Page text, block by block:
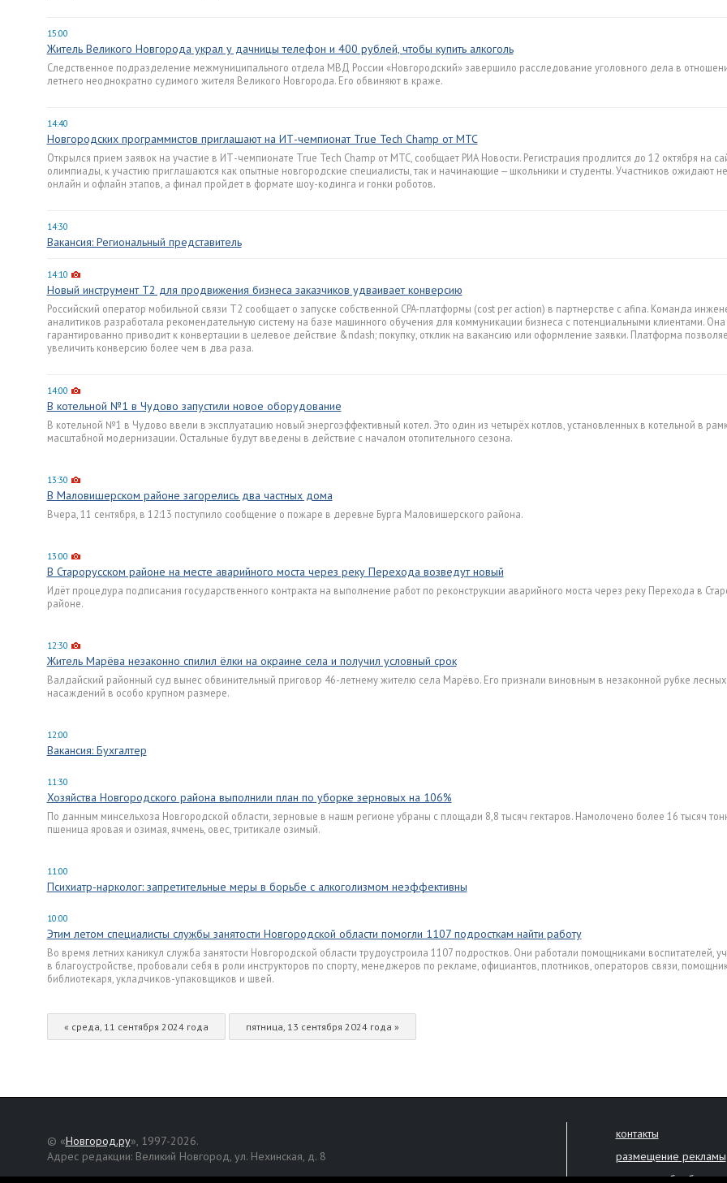
15:00
Житель Великого Новгорода украл у дачницы телефон и 400 рублей, чтобы купить алкоголь
Следственное подразделение межмуниципального отдела МВД России «Новгородский» завершило расследование уголовного дела в
летнего неоднократно судимого жителя Великого Новгорода. Его обвиняют в краже.
14:40
Новгородских программистов приглашают на ИТ-чемпионат True Tech Champ от МТС
Открылся прием заявок на участие в ИТ-чемпионате True Tech Champ от МТС, сообщает РИА Новости. Регистрация продлится до 12 октября на
олимпиады, к участию приглашаются как опытные новгородские специалисты, так и начинающие — школьники и студенты. Участников ожидают
онлайн и офлайн этапов, а финал пройдет в формате шоу-кодинга и гонки роботов.
14:30
Вакансия: Региональный представитель
14:10
Новый инструмент T2 для продвижения бизнеса заказчиков удваивает конверсию
Российский оператор мобильной связи T2 сообщает о запуске собственной CPA-платформы (cost per action) в партнерстве с afina. Команда
аналитиков разработала рекомендательную систему на базе машинного обучения для коммуникации бизнеса с потенциальными клиентами. Она
гарантированно приводит к конвертации в целевое действие &ndash; покупку, отклик на вакансию или оформление заявки. Платформа
увеличить конверсию более чем в два раза.
14:00
В котельной №1 в Чудово запустили новое оборудование
В котельной №1 в Чудово ввели в эксплуатацию новый энергоэффективный котел. Это один из четырёх котлов, установленных в котельной в
масштабной модернизации. Остальные будут введены в действие с началом отопительного сезона.
13:30
В Маловишерском районе загорелись два частных дома
Вчера, 11 сентября, в 12:13 поступило сообщение о пожаре в деревне Бурга Маловишерского района.
13:00
В Старорусском районе на месте аварийного моста через реку Перехода возведут новый
Идёт процедура подписания государственного контракта на выполнение работ по реконструкции аварийного моста через реку Перехода в
районе.
12:30
Житель Марёва незаконно спилил ёлки на окраине села и получил условный срок
Валдайский районный суд вынес обвинительный приговор 46-летнему жителю села Марёво. Его признали виновным в незаконной рубке лесных
насаждений в особо крупном размере.
12:00
Вакансия: Бухгалтер
11:30
Хозяйства Новгородского района выполнили план по уборке зерновых на 106%
По данным минсельхоза Новгородской области, зерновые в нашм регионе убраны с площади 8,8 тысяч гектаров. Намолочено более 16 тысяч
пшеница яровая и озимая, ячмень, овес, тритикале озимый.
11:00
Психиатр-нарколог: запретительные меры в борьбе с алкоголизмом неэффективны
10:00
Этим летом специалисты службы занятости Новгородской области помогли 1107 подросткам найти работу
Во время летних каникул служба занятости Новгородской области трудоустроила 1107 подростков. Они работали помощниками воспитателей,
в благоустройстве, пробовали себя в роли инструкторов по спорту, менеджеров по рекламе, официантов, плотников, операторов связи,
библиотекаря, укладчиков-упаковщиков и швей.
« среда, 11 сентября 2024 года пятница, 13 сентября 2024 года »
© «Новгород.ру», 1997-2026.
Адрес редакции: Великий Новгород, ул. Нехинская, д. 8
контакты
размещение рекламы
политика обработки